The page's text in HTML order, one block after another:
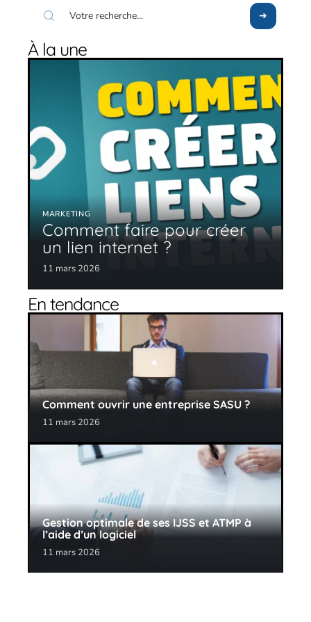
À la une
MARKETING
Comment faire pour créer
un lien internet ?
11 mars 2026
En tendance
Comment ouvrir une entreprise SASU ?
11 mars 2026
Gestion optimale de ses IJSS et ATMP à
l’aide d’un logiciel
11 mars 2026